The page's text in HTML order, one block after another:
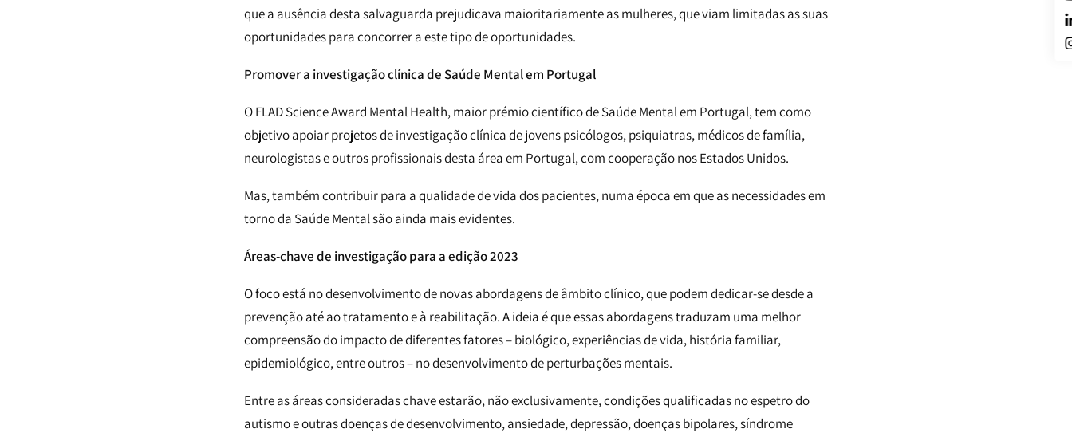
que a ausência desta salvaguarda prejudicava maioritariamente as mulheres, que viam limitadas as suas
oportunidades para concorrer a este tipo de oportunidades.
Promover a investigação clínica de Saúde Mental em Portugal
O FLAD Science Award Mental Health, maior prémio científico de Saúde Mental em Portugal, tem como
objetivo apoiar projetos de investigação clínica de jovens psicólogos, psiquiatras, médicos de família,
neurologistas e outros profissionais desta área em Portugal, com cooperação nos Estados Unidos.
Mas, também contribuir para a qualidade de vida dos pacientes, numa época em que as necessidades em
torno da Saúde Mental são ainda mais evidentes.
Áreas-chave de investigação para a edição 2023
O foco está no desenvolvimento de novas abordagens de âmbito clínico, que podem dedicar-se desde a
prevenção até ao tratamento e à reabilitação. A ideia é que essas abordagens traduzam uma melhor
compreensão do impacto de diferentes fatores – biológico, experiências de vida, história familiar,
epidemiológico, entre outros – no desenvolvimento de perturbações mentais.
Entre as áreas consideradas chave estarão, não exclusivamente, condições qualificadas no espetro do
autismo e outras doenças de desenvolvimento, ansiedade, depressão, doenças bipolares, síndrome